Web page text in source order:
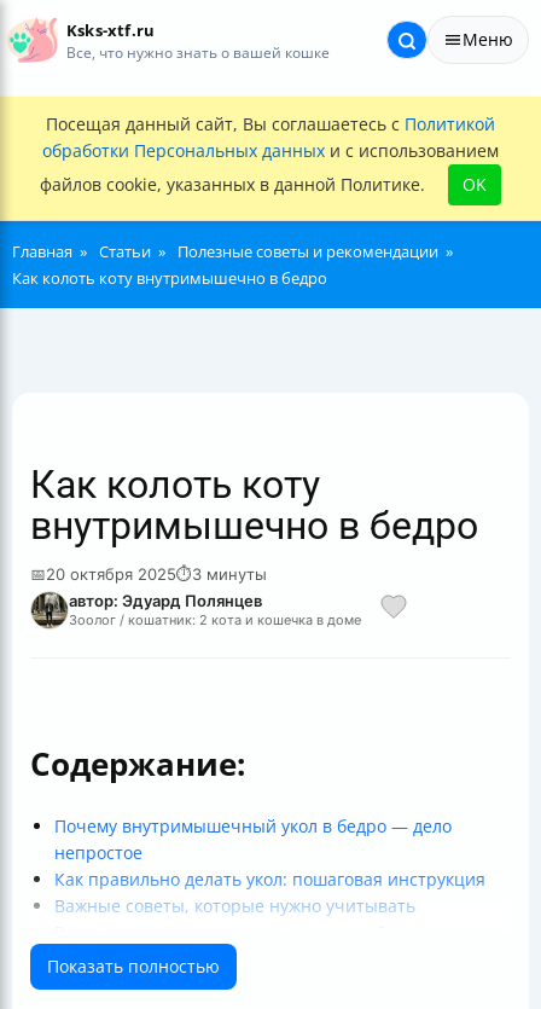
Ksks-xtf.ru
Все, что нужно знать о вашей кошке
Меню
Посещая данный сайт, Вы соглашаетесь с Политикой
обработки Персональных данных и с использованием
файлов cookie, указанных в данной Политике.
OK
Главная Статьи
Полезные советы и рекомендации
Как колоть коту внутримышечно в бедро
Как колоть коту
внутримышечно в бедро
📅20 октября 2025⏱3 минуты
автор: Эдуард Полянцев
Зоолог / кошатник: 2 кота и кошечка в доме
Содержание:
Почему внутримышечный укол в бедро — дело
непростое
Как правильно делать укол: пошаговая инструкция
Важные советы, которые нужно учитывать
Немного о безопасности и дополнительных
настройках
Показать полностью